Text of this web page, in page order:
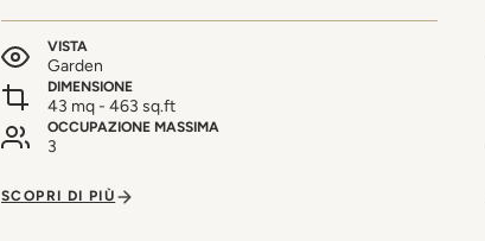
VISTA
Garden
DIMENSIONE
43 mq - 463 sq.ft
OCCUPAZIONE MASSIMA
3
SCOPRI DI PIÙ